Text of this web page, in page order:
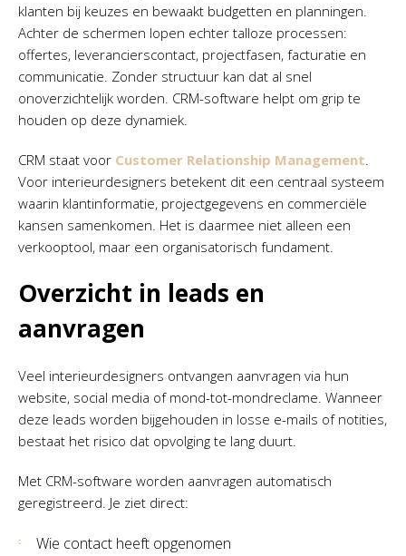
klanten bij keuzes en bewaakt budgetten en planningen.
Achter de schermen lopen echter talloze processen:
offertes, leverancierscontact, projectfasen, facturatie en
communicatie. Zonder structuur kan dat al snel
onoverzichtelijk worden. CRM-software helpt om grip te
houden op deze dynamiek.
CRM staat voor Customer Relationship Management.
Voor interieurdesigners betekent dit een centraal systeem
waarin klantinformatie, projectgegevens en commerciële
kansen samenkomen. Het is daarmee niet alleen een
verkooptool, maar een organisatorisch fundament.
Overzicht in leads en
aanvragen
Veel interieurdesigners ontvangen aanvragen via hun
website, social media of mond-tot-mondreclame. Wanneer
deze leads worden bijgehouden in losse e-mails of notities,
bestaat het risico dat opvolging te lang duurt.
Met CRM-software worden aanvragen automatisch
geregistreerd. Je ziet direct:
Wie contact heeft opgenomen